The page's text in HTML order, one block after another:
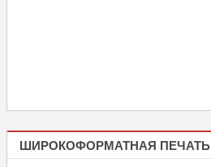
ШИРОКОФОРМАТНАЯ ПЕЧАТЬ